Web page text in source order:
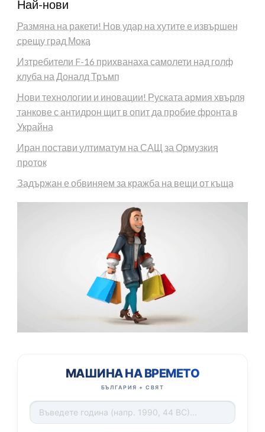
Най-нови
Размяна на ракети! Нов удар на хутите е извършен
срещу град Мока
Изтребители F-16 прихванаха самолети над голф
клуба на Доналд Тръмп
Нови технологии и иновации! Руската армия хвърля
танкове с антидрон щит в опит да пробие фронта в
Украйна
Иран постави ултиматум на САЩ за Ормузкия
проток
Задържан е обвиняем за кражба на вещи от къща
МАШИНА НА ВРЕМЕТО
БЪЛГАРИЯ + СВЯТ